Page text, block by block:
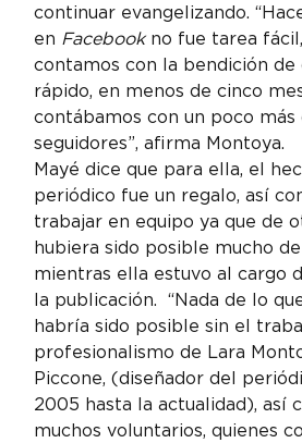
continuar evangelizando.
en Facebook no fue tarea
contamos con la bendición
rápido, en menos de cinco
contábamos con un poco más
seguidores”, afirma Montoya.
Mayé dice que para ella, el
periódico fue un regalo, así
trabajar en equipo ya que de
hubiera sido posible mucho
mientras ella estuvo al cargo
la publicación.  “Nada de lo
habría sido posible sin el
profesionalismo de Lara
Piccone, (diseñador del
2005 hasta la actualidad), así
muchos voluntarios, quienes